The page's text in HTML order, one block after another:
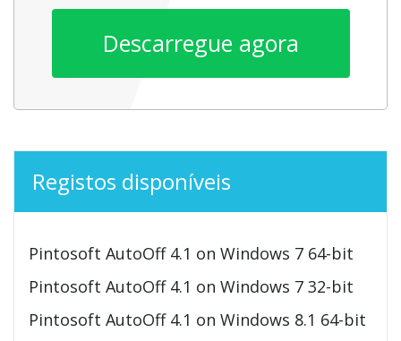
Descarregue agora
Registos disponíveis
Pintosoft AutoOff 4.1 on Windows 7 64-bit
Pintosoft AutoOff 4.1 on Windows 7 32-bit
Pintosoft AutoOff 4.1 on Windows 8.1 64-bit